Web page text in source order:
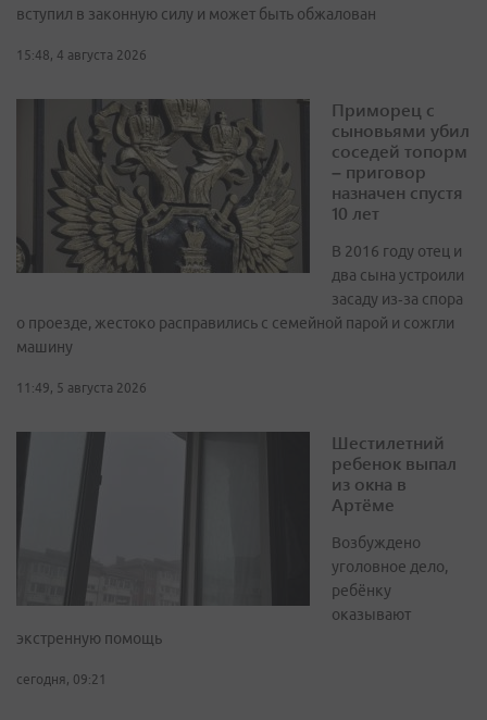
вступил в законную силу и может быть обжалован
15:48, 4 августа 2026
Приморец с
сыновьями убил
соседей топорм
– приговор
назначен спустя
10 лет
В 2016 году отец и
два сына устроили
засаду из‑за спора
о проезде, жестоко расправились с семейной парой и сожгли
машину
11:49, 5 августа 2026
Шестилетний
ребенок выпал
из окна в
Артёме
Возбуждено
уголовное дело,
ребёнку
оказывают
экстренную помощь
сегодня, 09:21